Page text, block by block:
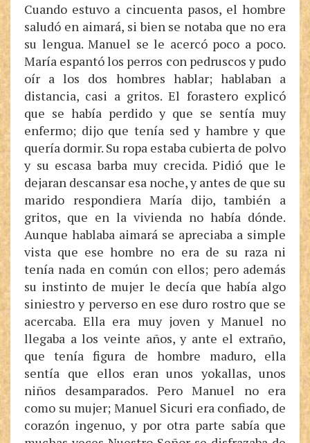
Cuando estuvo a cincuenta pasos, el hombre
saludó en aimará, si bien se notaba que no era
su lengua. Manuel se le acercó poco a poco.
María espantó los perros con pedruscos y pudo
oír a los dos hombres hablar; hablaban a
distancia, casi a gritos. El forastero explicó
que se había perdido y que se sentía muy
enfermo; dijo que tenía sed y hambre y que
quería dormir. Su ropa estaba cubierta de polvo
y su escasa barba muy crecida. Pidió que le
dejaran descansar esa noche, y antes de que su
marido respondiera María dijo, también a
gritos, que en la vivienda no había dónde.
Aunque hablaba aimará se apreciaba a simple
vista que ese hombre no era de su raza ni
tenía nada en común con ellos; pero además
su instinto de mujer le decía que había algo
siniestro y perverso en ese duro rostro que se
acercaba. Ella era muy joven y Manuel no
llegaba a los veinte años, y ante el extraño,
que tenía figura de hombre maduro, ella
sentía que ellos eran unos yokallas, unos
niños desamparados. Pero Manuel no era
como su mujer; Manuel Sicuri era confiado, de
corazón ingenuo, y por otra parte sabía que